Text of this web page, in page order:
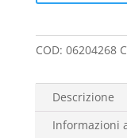
Matrix/One
quantità
COD: 06204268
Descrizione
Informazioni